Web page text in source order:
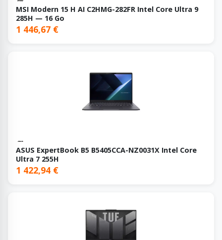
MSI Modern 15 H AI C2HMG-282FR Intel Core Ultra 9
285H — 16 Go
1 446,67 €
ASUS ExpertBook B5 B5405CCA-NZ0031X Intel Core
Ultra 7 255H
1 422,94 €